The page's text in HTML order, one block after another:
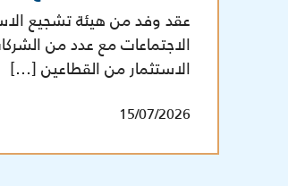
عقد وفد من هيئة تشجيع
الاجتماعات مع عدد من
الاستثمار من القطاعين […]
15/07/2026